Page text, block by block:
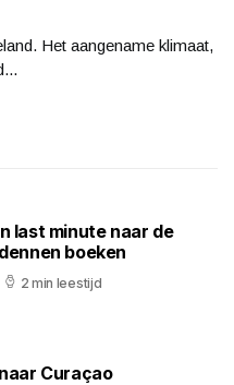
Het aangename klimaat,
last minute naar de
boeken
2 min leestijd
Curaçao